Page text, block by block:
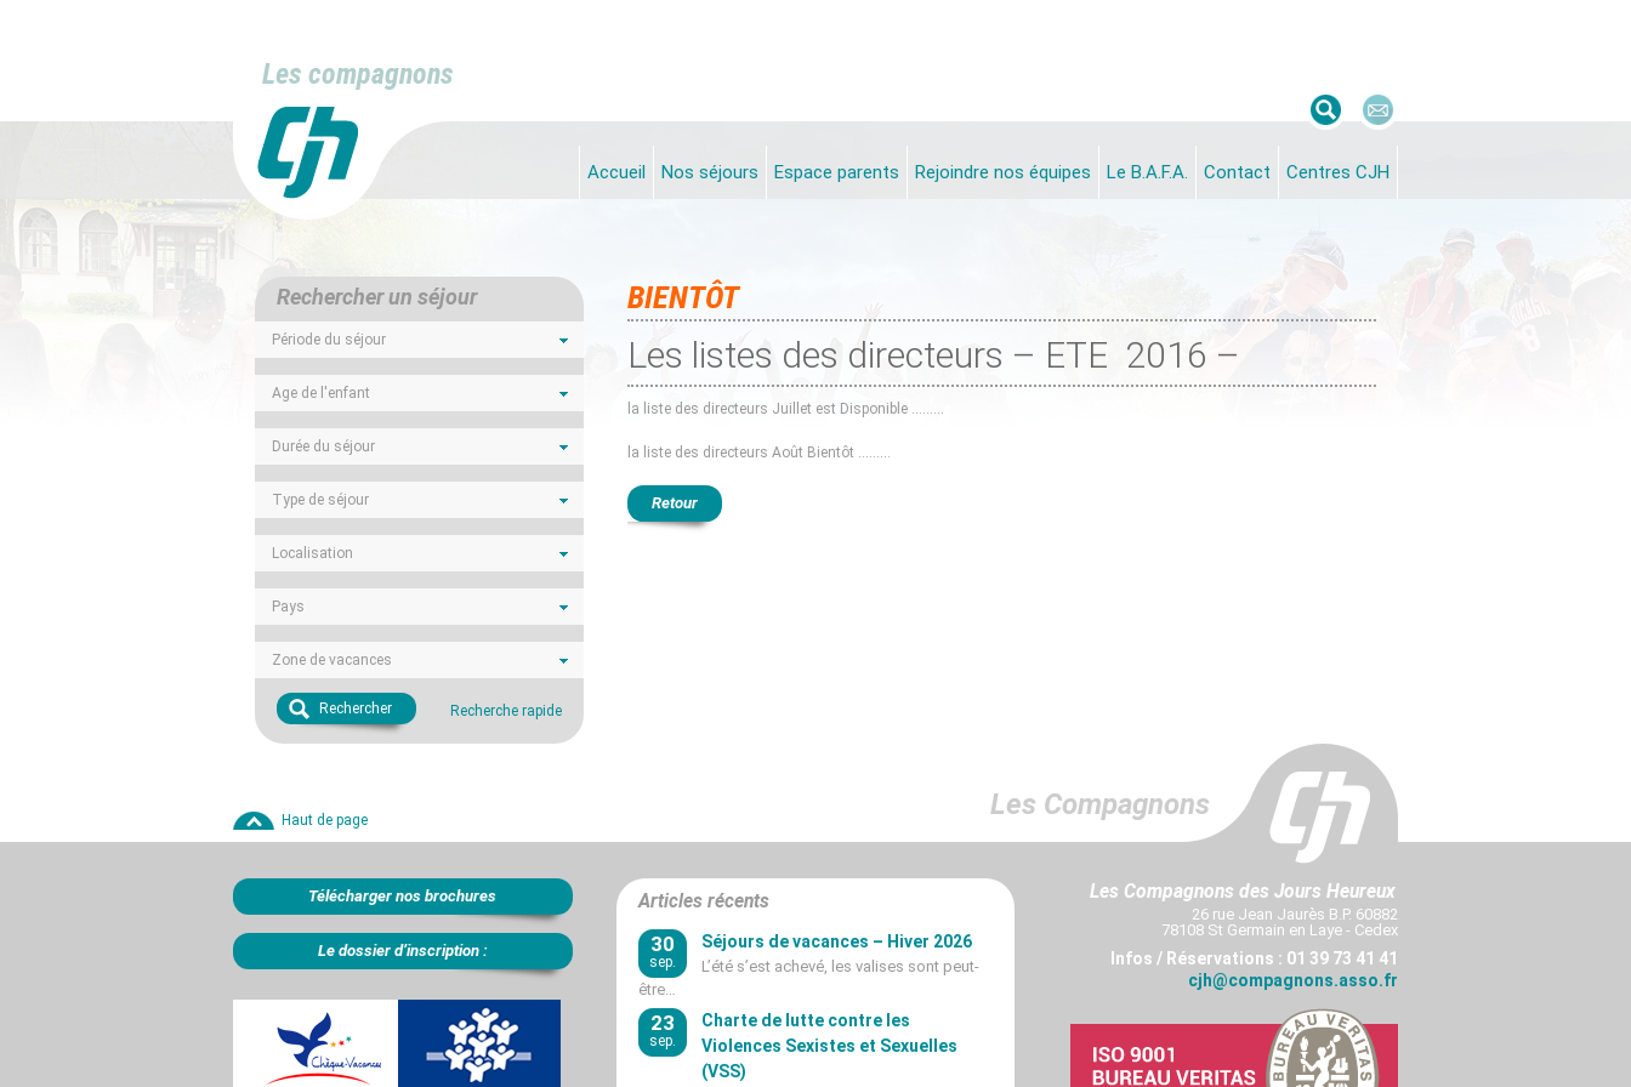
Les compagnons
Accueil Nos séjours Espace parents Rejoindre nos équipes Le B.A.F.A. Contact Centres CJH
Rechercher un séjour
Période du séjour
Age de l'enfant
Durée du séjour
Type de séjour
Localisation
Pays
Zone de vacances
Recherche rapide
Rechercher
BIENTÔT
Les listes des directeurs – ETE 2016 –
la liste des directeurs Juillet est Disponible ………
la liste des directeurs Août Bientôt ………
Retour
Les Compagnons
Haut de page
Télécharger nos brochures
Le dossier d’inscription :
Articles récents
30
sep.
Séjours de vacances – Hiver 2026
L’été s’est achevé, les valises sont peut-
être…
23
sep.
Charte de lutte contre les
Violences Sexistes et Sexuelles
(VSS)
Les Compagnons des Jours Heureux
26 rue Jean Jaurès B.P. 60882
78108 St Germain en Laye - Cedex
Infos / Réservations : 01 39 73 41 41
cjh@compagnons.asso.fr